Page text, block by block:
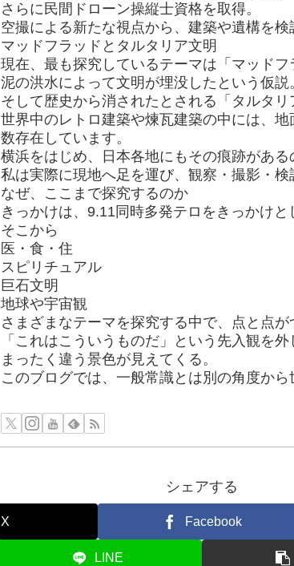
さらに民間ドローン操縦士資格を取得。
空撮による新たな視点から、建築や遺構を検
マッドフラッドとタルタリア文明
現在、最も探究しているテーマは「マッドフ
泥の洪水によって文明が埋没したという仮説
そして歴史から消されたとされる「タルタリ
世界中のレトロ建築や煉瓦建築の中には、
数存在しています。
横浜をはじめ、日本各地にもその痕跡がある
私は実際に現地へ足を運び、観察・撮影・検
なぜ、ここまで探究するのか
きっかけは、9.11同時多発テロをきっかけと
そこから
医・食・住
スピリチュアル
巨石文明
地球や宇宙観
さまざまなテーマを探究する中で、点と点が
「これはこういうものだ」という先入観を外
まったく違う景色が見えてくる。
このブログでは、一般常識とは別の角度から
シェアする
X Facebook
LINE